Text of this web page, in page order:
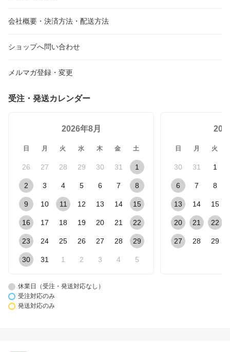
会社概要・決済方法・配送方法
ショップへ問い合わせ
メルマガ登録・変更
受注・発送カレンダー
2026年8月
日 月 火 水 木 金 土
26 27 28 29 30 31 1
2 3 4 5 6 7 8
9 10 11 12 13 14 15
16 17 18 19 20 21 22
23 24 25 26 27 28 29
30 31 1 2 3 4 5
日 月 火
30 31 1
6 7 8
13 14 15
20 21 22
27 28 29
休業日（受注・発送対応なし）
受注対応のみ
発送対応のみ